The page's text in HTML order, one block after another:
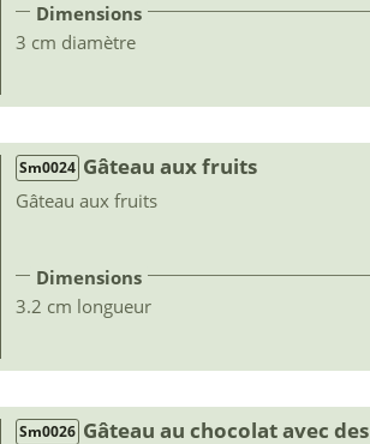
Dimensions
3 cm diamètre
Sm0024 Gâteau aux fruits
Gâteau aux fruits
Dimensions
3.2 cm longueur
Sm0026 Gâteau au chocolat avec des